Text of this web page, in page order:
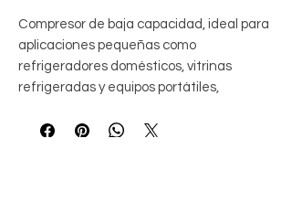
Compresor de baja capacidad, ideal para
aplicaciones pequeñas como
refrigeradores domésticos, vitrinas
refrigeradas y equipos portátiles,
eficiente en sistemas compactos de